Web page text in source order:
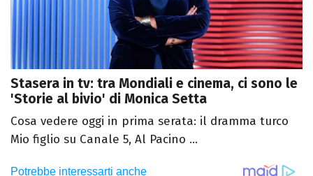
Stasera in tv: tra Mondiali e cinema, ci sono le
'Storie al bivio' di Monica Setta
Cosa vedere oggi in prima serata: il dramma turco
Mio figlio su Canale 5, Al Pacino ...